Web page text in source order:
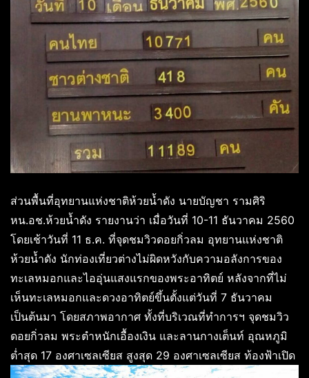
ส่วนพื้นที่อุทยานแห่งชาติห้วยน้ำดัง นายบัญชา รามศิริ
หน.อช.ห้วยน้ำดัง รายงานว่า เมื่อวันที่ 10-11 ธันวาคม 2560
โดยเช้าวันที่ 11 ธ.ค. ที่จุดชมวิวดอยกิ่วลม อุทยานแห่งชาติ
ห้วยน้ำดัง นักท่องเที่ยวต่างไม่ผิดหวังกับความอลังการของ
ทะเลหมอกและไออุ่นแสงแรกของพระอาทิตย์ หลังจากที่ไม่
เห็นทะเลหมอกและดวงอาทิตย์ขึ้นตั้งแต่วันที่ 7 ธันวาคม
เป็นต้นมา โดยสภาพอากาศ ทั้งที่บริเวณที่ทำการฯ จุดชมวิว
ดอยกิ่วลม พระตำหนักเอื้องเงิน และลานกางเต็นท์ อุณหภูมิ
ต่ำสุด 17 องศาเซลเซียส สูงสุด 29 องศาเซลเซียส ท้องฟ้าเปิด